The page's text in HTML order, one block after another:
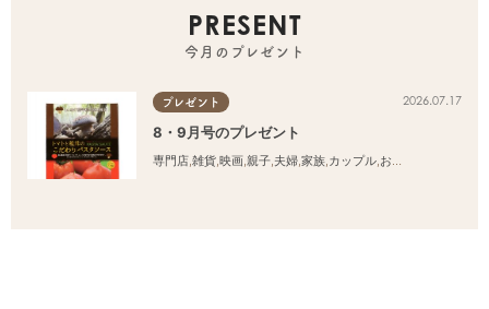
PRESENT
今月のプレゼント
プレゼント 2026.07.17
8・9月号のプレゼント
専門店 雑貨 映画 親子 夫婦 家族 カップル おひとりさま